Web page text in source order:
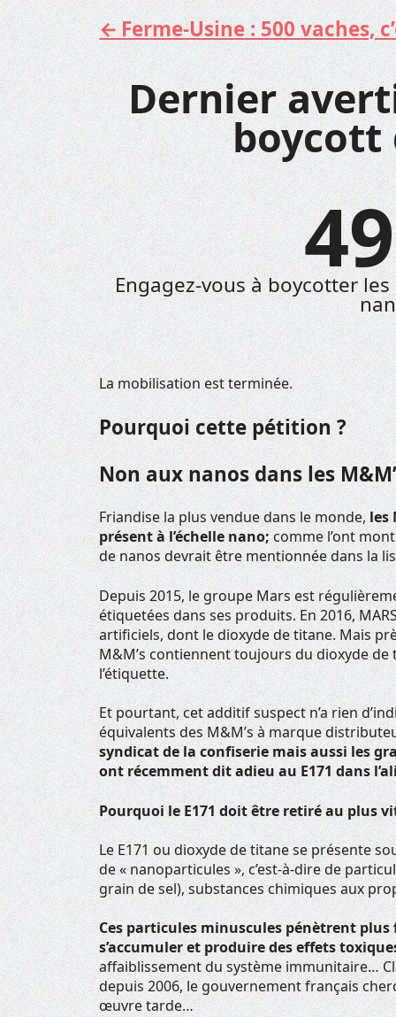
Aller
au
contenu
Ferme-Usine : 500 vaches,
Dernier
boycott
Engagez-vous à boycotter les
La mobilisation est terminée.
Pourquoi cette pétition ?
Non aux nanos dans les
Friandise la plus vendue dans le monde,les
présent à l’échelle nano;comme l’ont
de nanos devrait être mentionnée dans la
Depuis 2015, le groupe Mars est
étiquetées dans ses produits. En 2016,
artificiels, dont le dioxyde de titane. Mais
M&M’s contiennent toujours du dioxyde
l’étiquette.
Et pourtant, cet additif suspect n’a rien
équivalents des M&M’s à marque
syndicat de la confiserie mais aussi les
ont récemment dit adieu au E171 dans
Pourquoi le E171 doit être retiré au plus
Le E171 ou dioxyde de titane se présente
de « nanoparticules », c’est-à-dire de
grain de sel), substances chimiques aux
Ces particules minuscules pénètrent
s’accumuler et produire des effets
affaiblissement du système immunitaire…
depuis 2006, le gouvernement français
œuvre tarde…